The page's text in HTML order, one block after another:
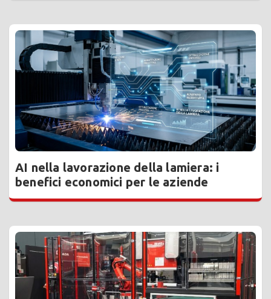
AI nella lavorazione della lamiera: i
benefici economici per le aziende